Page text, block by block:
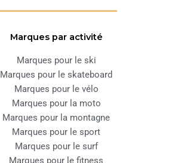
Marques par activité
Marques pour le ski
Marques pour le skateboard
Marques pour le vélo
Marques pour la moto
Marques pour la montagne
Marques pour le sport
Marques pour le surf
Marques pour le fitness